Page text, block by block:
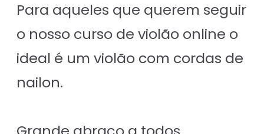
Para aqueles que querem seguir
o nosso curso de violão online o
ideal é um violão com cordas de
nailon.